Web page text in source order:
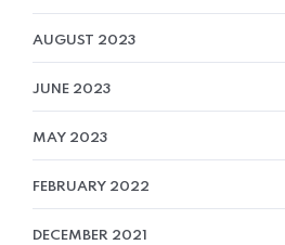
AUGUST 2023
JUNE 2023
MAY 2023
FEBRUARY 2022
DECEMBER 2021